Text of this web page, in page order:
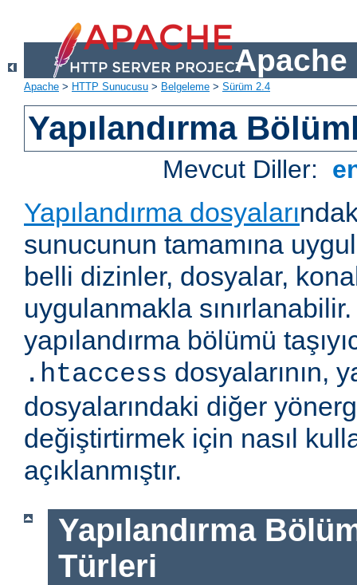
Apache
Apache > HTTP Sunucusu > Belgeleme > Sürüm 2.4
Yapılandırma
Mevcut Diller:
Yapılandırma dosyaları
sunucunun tamamına
belli dizinler, dosyalar,
uygulanmakla
yapılandırma bölümü
.htaccess dosyalarının,
dosyalarındaki diğer
değiştirtirmek için nasıl
açıklanmıştır.
Yapılandırma
Türleri